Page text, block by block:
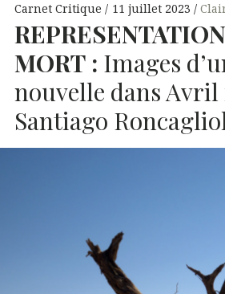
Carnet Critique 11 juillet 2023
MORT : Images
nouvelle dans Avril
Santiago